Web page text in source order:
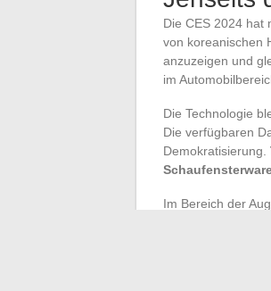
Die CES 2024 hat
von koreanischen
anzuzeigen und
im
Die Technologie
Die verfügbaren
Demokratisierung.
Im Bereich der